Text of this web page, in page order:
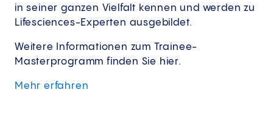
in seiner ganzen Vielfalt kennen und werden zu
Lifesciences-Experten ausgebildet.
Weitere Informationen zum Trainee-
Masterprogramm finden Sie hier.
Mehr erfahren